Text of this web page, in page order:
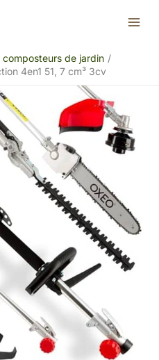
composteurs de jardin
4en1 51, 7 cm³ 3cv